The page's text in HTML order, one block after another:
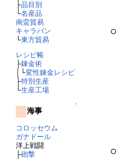
├品目別
└名産品
南蛮貿易
キャラバン
└東方貿易
レシピ帳
├錬金術
│└変性錬金レシピ
├特別生産
└生産工場
↑
海事
コロッセウム
ガナドール
洋上戦闘
├砲撃